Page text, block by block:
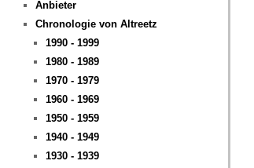
Anbieter
Chronologie von Altreetz
1990 - 1999
1980 - 1989
1970 - 1979
1960 - 1969
1950 - 1959
1940 - 1949
1930 - 1939